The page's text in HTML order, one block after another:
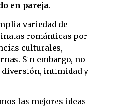
en pareja.
variedad de
románticas por
culturales,
Sin embargo, no
intimidad y
las mejores ideas